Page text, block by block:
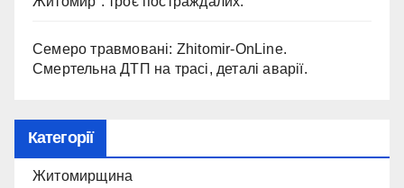
Семеро травмовані: Zhitomir-OnLine.
Смертельна ДТП на трасі, деталі аварії.
Категорії
Житомирщина